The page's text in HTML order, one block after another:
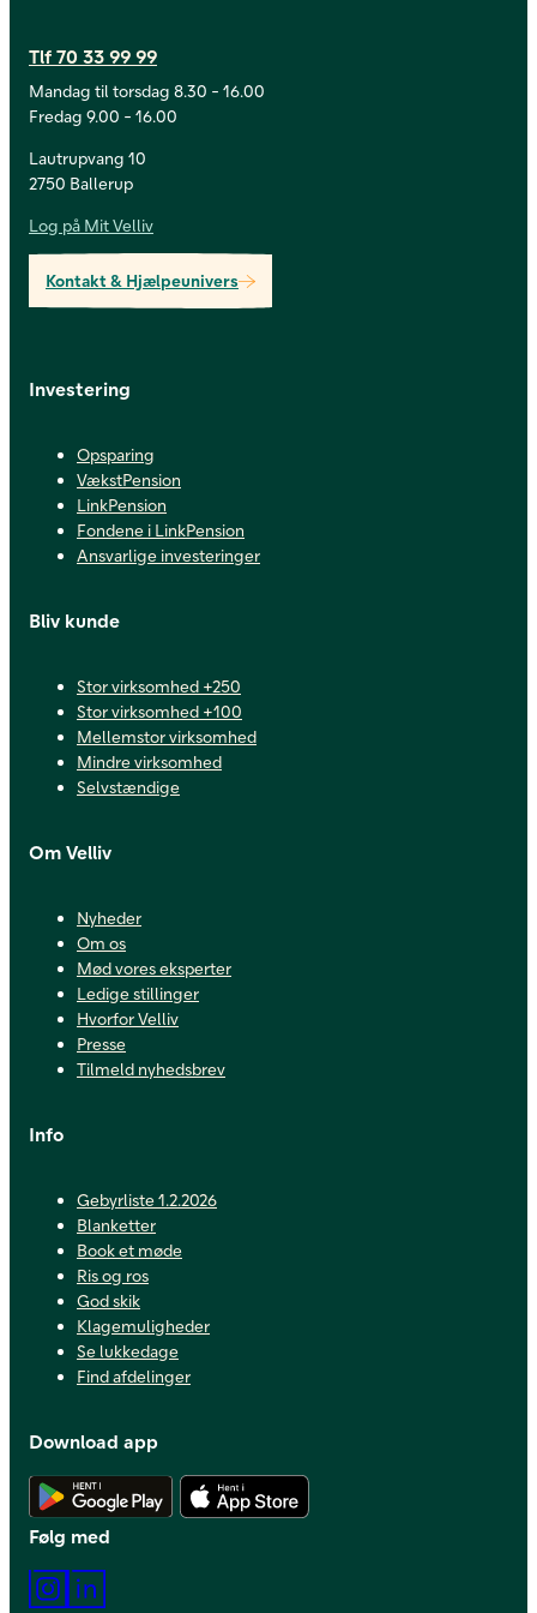
Tlf 70 33 99 99
Mandag til torsdag 8.30 - 16.00
Fredag 9.00 - 16.00
Lautrupvang 10
2750 Ballerup
Log på Mit Velliv
Kontakt & Hjælpeunivers
Investering
Opsparing
VækstPension
LinkPension
Fondene i LinkPension
Ansvarlige investeringer
Bliv kunde
Stor virksomhed +250
Stor virksomhed +100
Mellemstor virksomhed
Mindre virksomhed
Selvstændige
Om Velliv
Nyheder
Om os
Mød vores eksperter
Ledige stillinger
Hvorfor Velliv
Presse
Tilmeld nyhedsbrev
Info
Gebyrliste 1.2.2026
Blanketter
Book et møde
Ris og ros
God skik
Klagemuligheder
Se lukkedage
Find afdelinger
Download app
Hent Android app
Følg med
Instagram